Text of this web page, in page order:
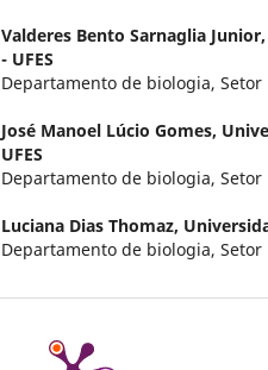
Valderes Bento Sarnaglia Junior,
- UFES
Departamento de biologia, Setor
José Manoel Lúcio Gomes,
UFES
Departamento de biologia, Setor
Luciana Dias Thomaz,
Departamento de biologia,